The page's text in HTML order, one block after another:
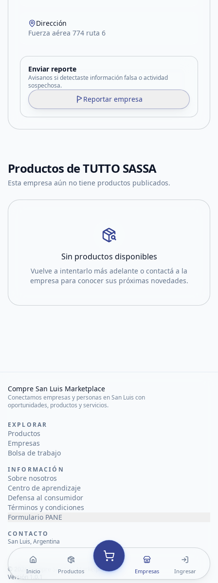
Dirección
Fuerza aérea 774 ruta 6
Enviar reporte
Avisanos si detectaste información falsa o actividad
sospechosa.
Reportar empresa
Productos deTUTTO SASSA
Esta empresa aún no tiene productos publicados.
Sin productos disponibles
Vuelve a intentarlo más adelante o contactá a la
empresa para conocer sus próximas novedades.
Inicio Productos Empresas Ingresar
Compre San Luis Marketplace
Conectamos empresas y personas en San Luis con
oportunidades, productos y servicios.
EXPLORAR
Productos
Empresas
Bolsa de trabajo
INFORMACIÓN
Sobre nosotros
Centro de aprendizaje
Defensa al consumidor
Términos y condiciones
Formulario PANE
CONTACTO
San Luis, Argentina
© 2026Compre San Luis Marketplace
Versión 1.0.1